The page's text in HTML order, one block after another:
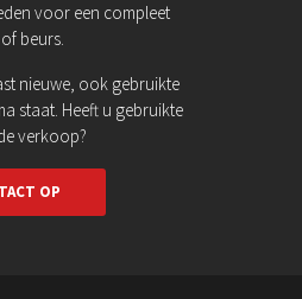
voor een compleet
beurs.
nieuwe, ook gebruikte
staat. Heeft u gebruikte
verkoop?
OP